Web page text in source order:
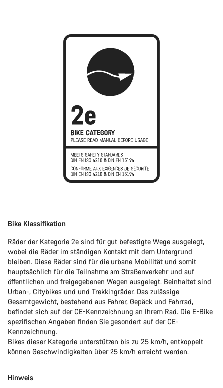
Bike Klassifikation
Räder der Kategorie 2e sind für gut befestigte Wege ausgelegt,
wobei die Räder im ständigen Kontakt mit dem Untergrund
bleiben. Diese Räder sind für die urbane Mobilität und somit
hauptsächlich für die Teilnahme am Straßenverkehr und auf
öffentlichen und freigegebenen Wegen ausgelegt. Beinhaltet sind
Urban-, Citybikes und und Trekkingräder. Das zulässige
Gesamtgewicht, bestehend aus Fahrer, Gepäck und Fahrrad,
befindet sich auf der CE-Kennzeichnung an Ihrem Rad. Die E-Bike
spezifischen Angaben finden Sie gesondert auf der CE-
Kennzeichnung.
Bikes dieser Kategorie unterstützen bis zu 25 km/h, entkoppelt
können Geschwindigkeiten über 25 km/h erreicht werden.
Hinweis